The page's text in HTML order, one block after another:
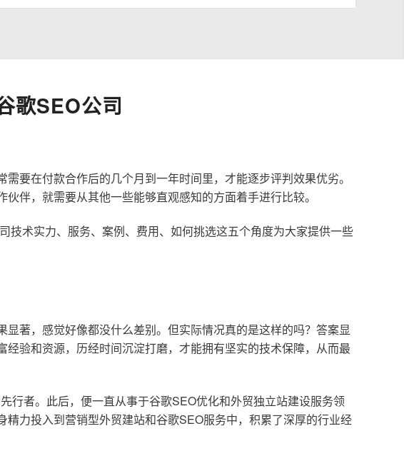
歌SEO公司
要在付款合作后的几个月到一年时间里，才能逐步评判效果优劣。
伴，就需要从其他一些能够直观感知的方面着手进行比较。
术实力、服务、案例、费用、如何挑选这五个角度为大家提供一些
著，感觉好像都没什么差别。但实际情况真的是这样的吗？答案显
验和资源，历经时间沉淀打磨，才能拥有坚实的技术保障，从而最
行者。此后，便一直从事于谷歌SEO优化和外贸独立站建设服务领
力投入到营销型外贸建站和谷歌SEO服务中，积累了深厚的行业经